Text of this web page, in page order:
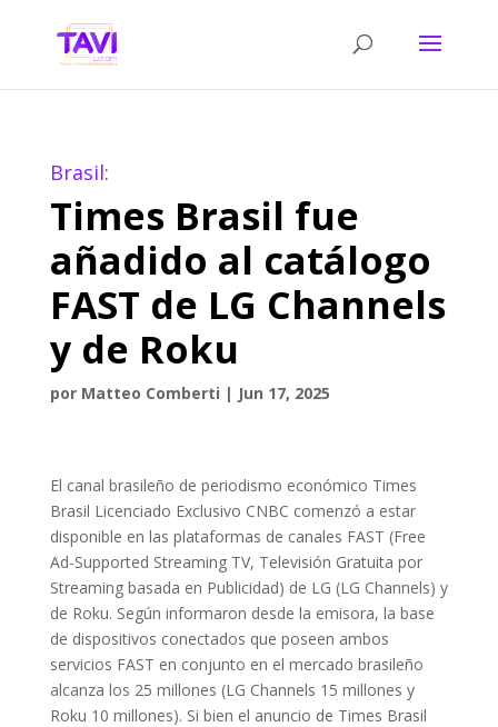
Brasil:
Times Brasil fue
añadido al catálogo
FAST de LG Channels
y de Roku
por Matteo Comberti | Jun 17, 2025
El canal brasileño de periodismo económico Times
Brasil Licenciado Exclusivo CNBC comenzó a estar
disponible en las plataformas de canales FAST (Free
Ad-Supported Streaming TV, Televisión Gratuita por
Streaming basada en Publicidad) de LG (LG Channels) y
de Roku. Según informaron desde la emisora, la base
de dispositivos conectados que poseen ambos
servicios FAST en conjunto en el mercado brasileño
alcanza los 25 millones (LG Channels 15 millones y
Roku 10 millones). Si bien el anuncio de Times Brasil